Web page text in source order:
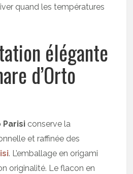
quand les températures
élégante
d’Orto
Parisi conserve la
et raffinée des
. L’emballage en origami
originalité. Le flacon en